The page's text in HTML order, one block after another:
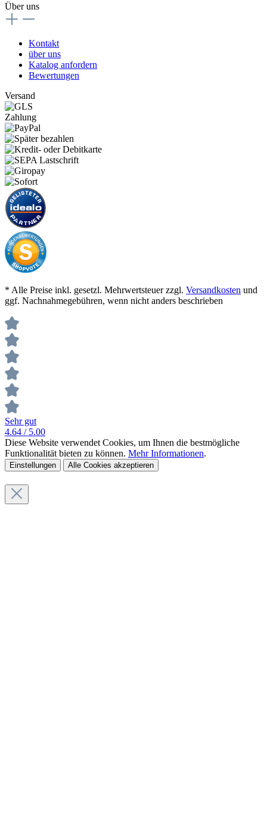
Über uns
Kontakt
über uns
Katalog anfordern
Bewertungen
Versand
Zahlung
* Alle Preise inkl. gesetzl. Mehrwertsteuer zzgl. Versandkosten und
ggf. Nachnahmegebühren, wenn nicht anders beschrieben
Sehr gut
4.64 / 5.00
Diese Website verwendet Cookies, um Ihnen die bestmögliche
Funktionalität bieten zu können. Mehr Informationen.
Einstellungen Alle Cookies akzeptieren